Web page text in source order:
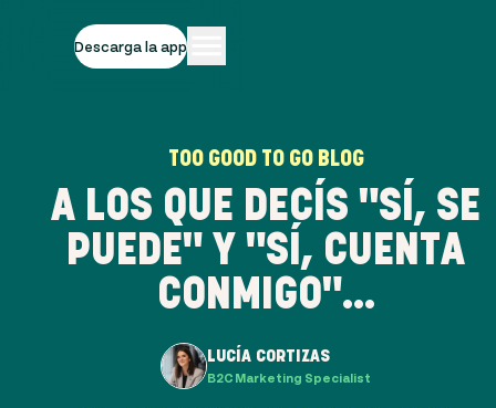
Descarga la app
TOO GOOD TO GO BLOG
A LOS QUE DECÍS "SÍ, SE
PUEDE" Y "SÍ, CUENTA
CONMIGO"...
LUCÍA CORTIZAS
B2C Marketing Specialist